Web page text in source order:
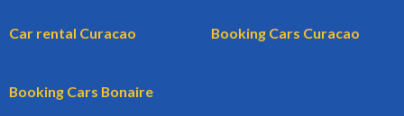
Car rental Curacao Booking Cars Curacao
Booking Cars Bonaire